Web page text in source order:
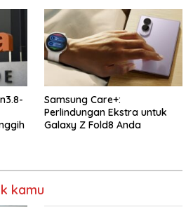
Samsung Care+:
Perlindungan Ekstra untuk
Galaxy Z Fold8 Anda
kamu